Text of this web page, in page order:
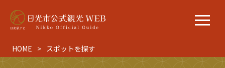
HOME スポットを探す